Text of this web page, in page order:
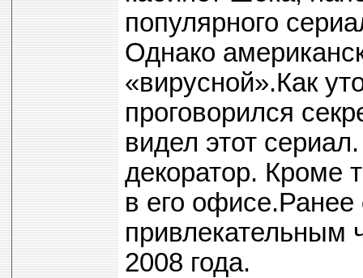
популярного
Однако
«вирусной».Как
проговорился
видел этот
декоратор. Кроме
в его офисе.Ранее
привлекательным
2008 года.